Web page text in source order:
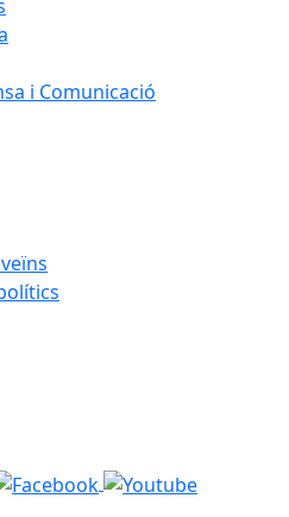
i Comunicació